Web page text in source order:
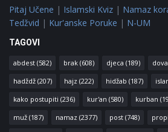
Pitaj Učene | Islamski Kviz | Namaz
Tedžvid | Kur'anske Poruke | N-UM
TAGOVI
abdest (582) brak (608) djeca (189) dova
hadždž (207) hajz (222) hidžab (187)
kako postupiti (236) kur'an (580) kurban
muž (187) namaz (2377) post (748)